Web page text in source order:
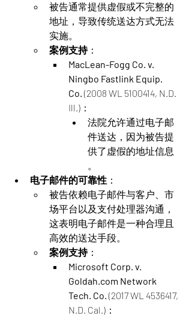
被告通常提供虚假或不完整的
地址，导致传统送达方式无法
实施。
案例支持：
MacLean-Fogg Co. v.
Ningbo Fastlink Equip.
Co. (2008 WL 5100414, N.D.
Ill.)：
法院允许通过电子邮
件送达，因为被告提
供了虚假的地址信息​
。
电子邮件的可靠性 ：
被告依赖电子邮件与客户、市
场平台以及支付处理器沟通，
这表明电子邮件是一种合理且
高效的送达手段。
案例支持：
Microsoft Corp. v.
Goldah.com Network
Tech. Co. (2017 WL 4536417,
N.D. Cal.)：